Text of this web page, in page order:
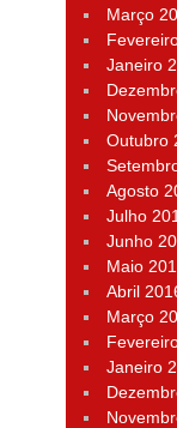
Março
Janeiro
Outubro
Agosto
Julho
Junho
Maio
Abril
Março
Janeiro